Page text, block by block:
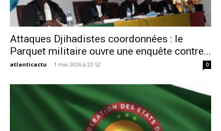
Attaques Djihadistes coordonnées : le
Parquet militaire ouvre une enquête contre...
atlanticactu - 1 mai 2026 à 23:52 0